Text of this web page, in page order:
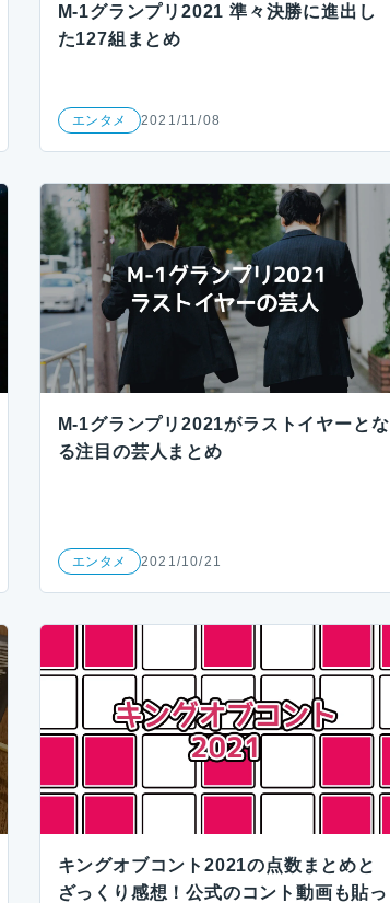
M-1グランプリ2021 準々決勝に進出し
た127組まとめ
エンタメ 2021/11/08
M-1グランプリ2021がラストイヤーとな
る注目の芸人まとめ
エンタメ 2021/10/21
キングオブコント2021の点数まとめと
ざっくり感想！公式のコント動画も貼っ